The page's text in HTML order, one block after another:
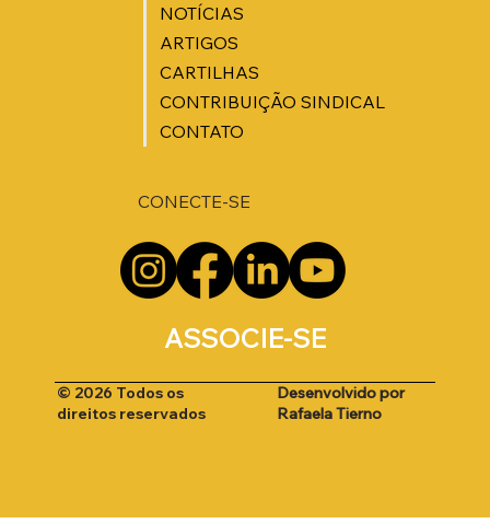
NOTÍCIAS
ARTIGOS
CARTILHAS
CONTRIBUIÇÃO SINDICAL
CONTATO
ASSOCIE-SE
CONECTE-SE
© 2026 Todos os
direitos reservados
Desenvolvido por
Rafaela Tierno